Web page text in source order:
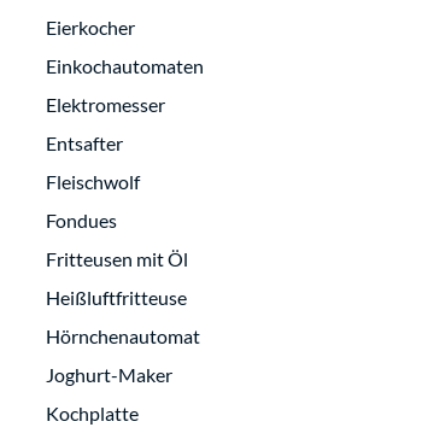
Eierkocher
Einkochautomaten
Elektromesser
Entsafter
Fleischwolf
Fondues
Fritteusen mit Öl
Heißluftfritteuse
Hörnchenautomat
Joghurt-Maker
Kochplatte